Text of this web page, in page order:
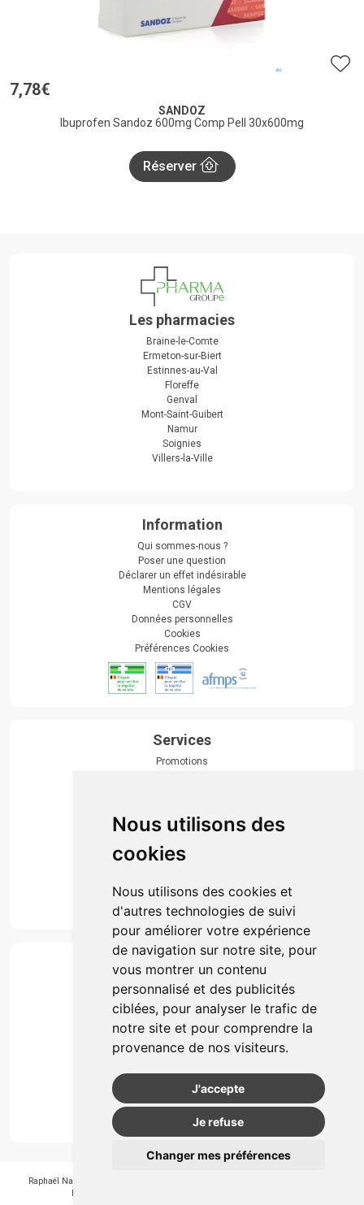
Nous utilisons des
cookies
Nous utilisons des cookies et
d'autres technologies de suivi
pour améliorer votre expérience
de navigation sur notre site, pour
vous montrer un contenu
personnalisé et des publicités
ciblées, pour analyser le trafic de
notre site et pour comprendre la
provenance de nos visiteurs.
J'accepte
Je refuse
Changer mes préférences
7,78€
SANDOZ
Ibuprofen Sandoz 600mg Comp Pell 30x600mg
Réserver
Les pharmacies
Braine-le-Comte
Ermeton-sur-Biert
Estinnes-au-Val
Floreffe
Genval
Mont-Saint-Guibert
Namur
Soignies
Villers-la-Ville
Information
Qui sommes-nous ?
Poser une question
Déclarer un effet indésirable
Mentions légales
CGV
Données personnelles
Cookies
Préférences Cookies
Services
Promotions
Actualités & conseils
Événements
Marques
Suivez-nous
Paiement
Simple, rapide et 100% sécurisé
Retrait & Livriason
Retrait en automate ou Locker
Livraison chez vous
Raphaël Nahon